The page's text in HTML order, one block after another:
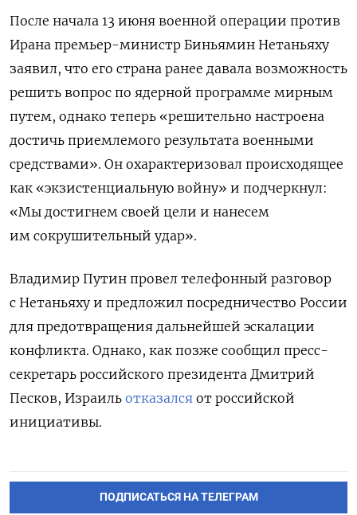
После начала 13 июня военной операции против
Ирана премьер-министр Биньямин Нетаньяху
заявил, что его страна ранее давала возможность
решить вопрос по ядерной программе мирным
путем, однако теперь «решительно настроена
достичь приемлемого результата военными
средствами». Он охарактеризовал происходящее
как «экзистенциальную войну» и подчеркнул:
«Мы достигнем своей цели и нанесем
им сокрушительный удар».
Владимир Путин провел телефонный разговор
с Нетаньяху и предложил посредничество России
для предотвращения дальнейшей эскалации
конфликта. Однако, как позже сообщил пресс-
секретарь российского президента Дмитрий
Песков, Израиль отказался от российской
инициативы.
ПОДПИСАТЬСЯ НА ТЕЛЕГРАМ